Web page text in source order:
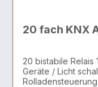
20 fach KNX
20 bistabile Relais
Geräte / Licht